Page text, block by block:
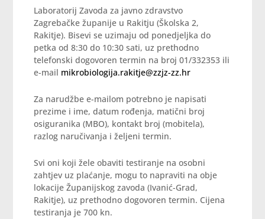
Laboratorij Zavoda za javno zdravstvo
Zagrebačke županije u Rakitju (Školska 2,
Rakitje). Bisevi se uzimaju od ponedjeljka do
petka od 8:30 do 10:30 sati, uz prethodno
telefonski dogovoren termin na broj 01/332353 ili
e-mail mikrobiologija.rakitje@zzjz-zz.hr
Za narudžbe e-mailom potrebno je napisati
prezime i ime, datum rođenja, matični broj
osiguranika (MBO), kontakt broj (mobitela),
razlog naručivanja i željeni termin.
Svi oni koji žele obaviti testiranje na osobni
zahtjev uz plaćanje, mogu to napraviti na obje
lokacije Županijskog zavoda (Ivanić-Grad,
Rakitje), uz prethodno dogovoren termin. Cijena
testiranja je 700 kn.